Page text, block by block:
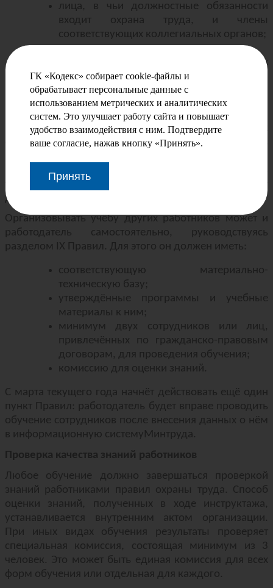
лица, в чьи должностные обязанности
входит охрана труда, и члены
соответствующих коллегиальных органов;
лица, ответственные за инструктаж;
представители профсоюзов и других
объединений работников,
уполномоченные в рассматриваемой
области.
Минимальное число работников, подлежащих
обучению в специальной организации, содержится в
из среднесписочной численности работников, без
учёта тех, кто на постоянной основе работает
дистанционно.
Организовывать учёбу других работников может и
работодатель самостоятельно, руководствуясь
разделом IX Правил. Для этого он должен иметь:
соответствующую материально-
техническую базу;
утверждённые программы и учебные
материалы к ним;
минимум двух сотрудников или лиц,
привлечённых по гражданско-правовым
договорам, для проведения обучения;
комиссию для оценки знаний.
С марта текущего года начнёт действовать ещё один
пункт Правил: работодатель будет вправе проводить
обучение сотрудников после внесения данных о нём
в информационную системуМинтруда.
Проверка качества знаний работников
Любое обучение должно завершаться проверкой
знаний работниками правил охраны труда. Способ
оценки знаний, полученных в ходе инструктажа,
устанавливается внутренним актом организации.
При иных видах обучения результаты проверяет
специальная комиссия, состоящая минимум из 3
человек. Это может быть единая комиссия для всех
форм обучения или отдельная для каждого.
ГК «Кодекс» собирает cookie-файлы и
обрабатывает персональные данные с
использованием метрических и аналитических
систем. Это улучшает работу сайта и повышает
удобство взаимодействия с ним. Подтвердите
ваше согласие, нажав кнопку «Принять».
Принять